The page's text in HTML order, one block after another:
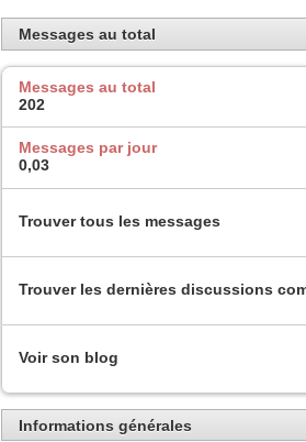
Messages au total
Messages au total
202
Messages par jour
0,03
Trouver tous les messages
Trouver les dernières discussions
Voir son blog
Informations générales